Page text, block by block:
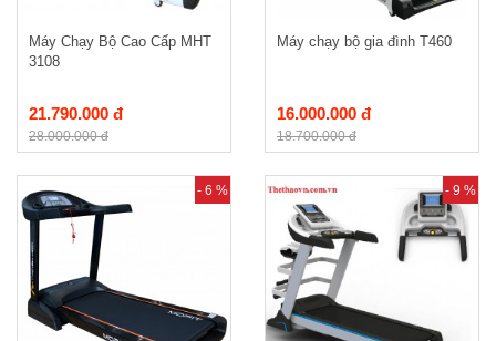
Máy Chạy Bộ Cao Cấp MHT
3108
21.790.000 đ
28.000.000 đ
Máy chạy bộ gia đình T460
16.000.000 đ
18.700.000 đ
- 6 % - 9 %